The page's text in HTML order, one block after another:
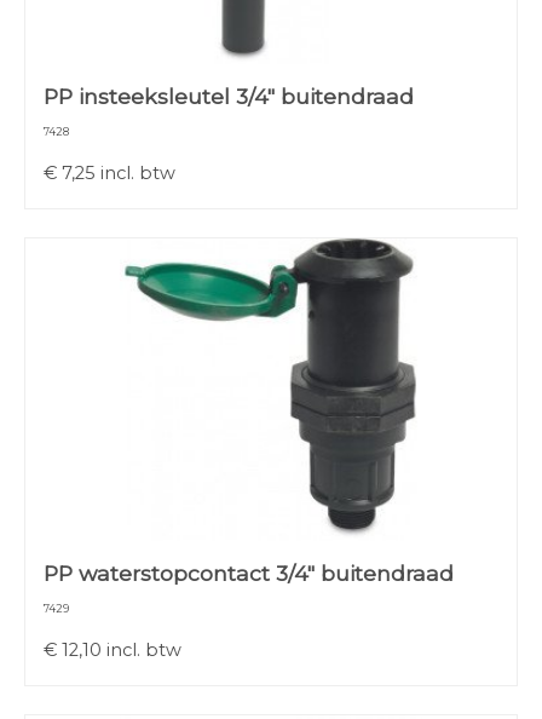
PP insteeksleutel 3/4" buitendraad
7428
€ 7,25 incl. btw
PP waterstopcontact 3/4" buitendraad
7429
€ 12,10 incl. btw